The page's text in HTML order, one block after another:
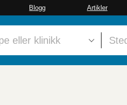
Blogg Artikler